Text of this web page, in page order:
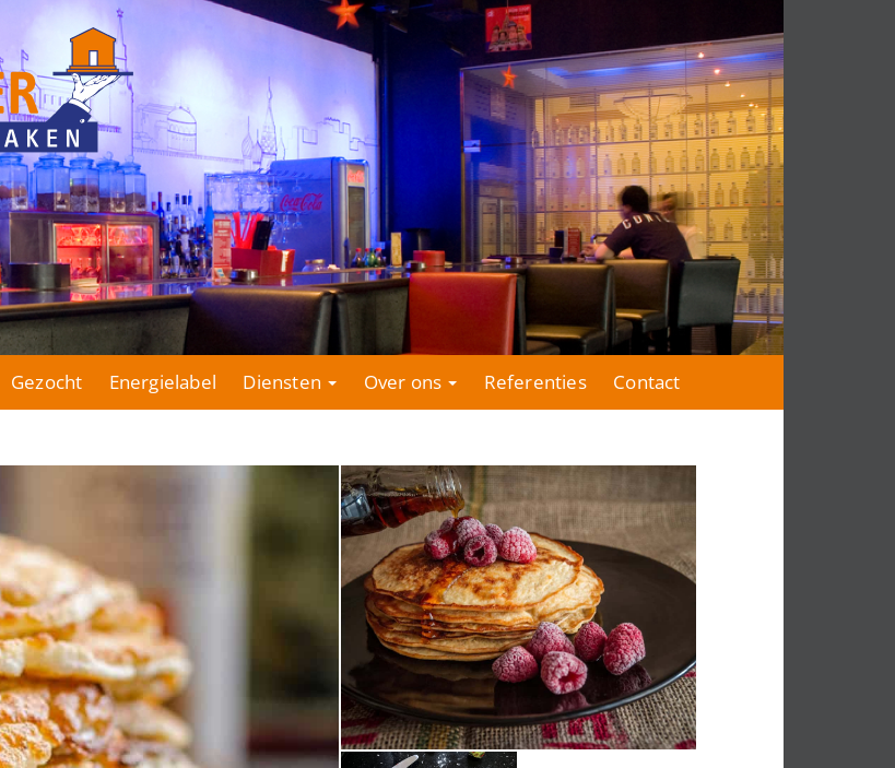
Gezocht Energielabel Diensten Over ons Referenties Contact